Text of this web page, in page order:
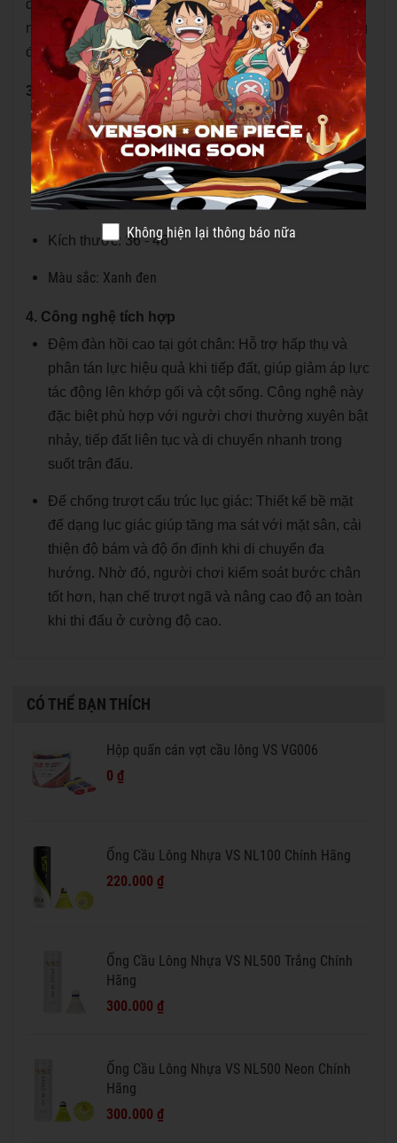
định hơn khi tăng tốc, dừng đột ngột hoặc đổi hướng
nhanh, hạn chế nguy cơ trượt ngã khi thi đấu ở cường
độ cao.
3. Thông số kỹ thuật
Chất liệu mặt trên: Da PU sợi nhỏ kết hợp lưới
thoáng khí
Chất liệu đế: Cao su chống mài mòn + EVA cường
độ cao
Kích thước: 36 - 46
Màu sắc: Xanh đen
4. Công nghệ tích hợp
Đệm đàn hồi cao tại gót chân: Hỗ trợ hấp thụ và
phân tán lực hiệu quả khi tiếp đất, giúp giảm áp lực
tác động lên khớp gối và cột sống. Công nghệ này
đặc biệt phù hợp với người chơi thường xuyên bật
nhảy, tiếp đất liên tục và di chuyển nhanh trong
suốt trận đấu.
Đế chống trượt cấu trúc lục giác: Thiết kế bề mặt
đế dạng lục giác giúp tăng ma sát với mặt sân, cải
thiện độ bám và độ ổn định khi di chuyển đa
hướng. Nhờ đó, người chơi kiểm soát bước chân
tốt hơn, hạn chế trượt ngã và nâng cao độ an toàn
khi thi đấu ở cường độ cao.
CÓ THỂ BẠN THÍCH
Hộp quấn cán vợt cầu lông VS VG006
0 ₫
Ống Cầu Lông Nhựa VS NL100 Chính Hãng
220.000 ₫
Ống Cầu Lông Nhựa VS NL500 Trắng Chính
Hãng
300.000 ₫
Ống Cầu Lông Nhựa VS NL500 Neon Chính
Hãng
300.000 ₫
Không hiện lại thông báo nữa